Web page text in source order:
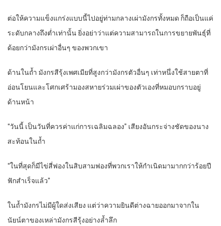
ต่อให้ความแข็งแกร่งแบบนี้ไปอยู่ท่ามกลางเผ่ามังกรทั้งหมด ก็ถือเป็นแค่
ระดับกลางถึงต่ำเท่านั้น ยิ่งอย่าว่าแต่ความสามารถในการขยายพันธุ์ที่
ด้อยกว่ามังกรเผ่าอื่นๆ ของพวกเขา
ด้านในถ้ำ มังกรสีรุ้งเพศเมียที่สูงกว่ามังกรตัวอื่นๆ เท่าหนึ่งใช้สายตาที่
อ่อนโยนและโศกเศร้ามองสหายร่วมเผ่าของตัวเองที่หมอบกราบอยู่
ด้านหน้า
“วันนี้ เป็นวันที่ควรค่าแก่การเฉลิมฉลอง” เสียงอันกระจ่างชัดของนาง
สะท้อนในถ้ำ
“ในที่สุดก็มีไข่สี่ฟองในสิบสามฟองที่พวกเราให้กำเนิดมามากกว่าร้อยปี
ฟักสำเร็จแล้ว”
ในถ้ำมังกรไม่มีผู้ใดส่งเสียง แต่ว่าความยินดีต่างฉายออกมาจากใน
นัยน์ตาของเหล่ามังกรสีรุ้งอย่างล้ำลึก